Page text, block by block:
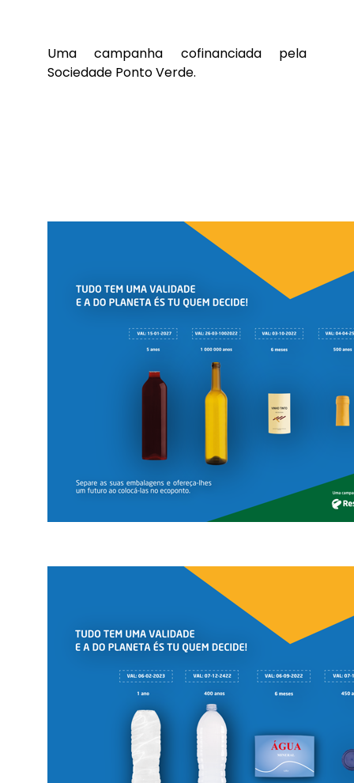
Uma campanha cofinanciada pela
Sociedade Ponto Verde.